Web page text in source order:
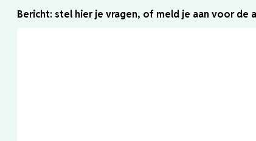
Bericht: stel hier je vragen, of meld je aan voor de